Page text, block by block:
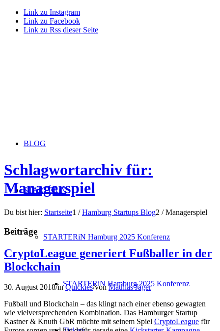
Link zu Instagram
Link zu Facebook
Link zu Rss dieser Seite
BLOG
STARTERiN
STARTERiN Hamburg 2025 Konferenz
STARTERiN Hamburg 2025 Konferenz
Schlagwortarchiv für:
Managerspiel
Du bist hier: Startseite1 / Hamburg Startups Blog2 / Managerspiel
Beiträge
CryptoLeague generiert Fußballer in der
Blockchain
30. August 2018/inQuickies/vonMathias Jäger
Fußball und Blockchain – das klingt nach einer ebenso gewagten
wie vielversprechenden Kombination. Das Hamburger Startup
Kastner & Knuth GbR möchte mit seinem Spiel CryptoLeague für